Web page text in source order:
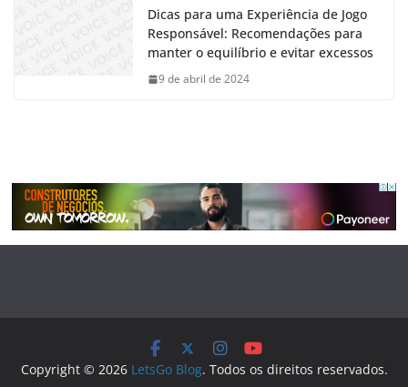
Dicas para uma Experiência de Jogo
Responsável: Recomendações para
manter o equilíbrio e evitar excessos
9 de abril de 2024
Copyright © 2026 LetsGo Blog. Todos os direitos reservados.